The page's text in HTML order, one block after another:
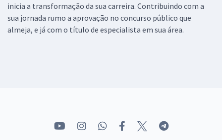
inicia a transformação da sua carreira. Contribuindo com a
sua jornada rumo a aprovação no concurso público que
almeja, e já com o título de especialista em sua área.